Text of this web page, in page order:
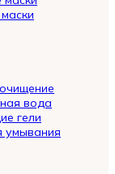
вода
гели
умывания